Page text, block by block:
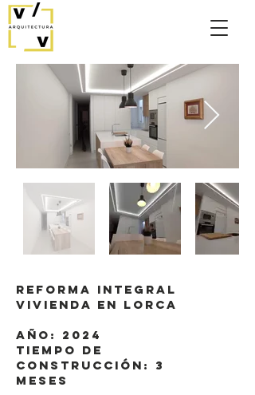
REFORMA INTEGRAL
VIVIENDA EN LORCA
AÑO: 2024
TIEMPO DE
CONSTRUCCIÓN: 3
MESES